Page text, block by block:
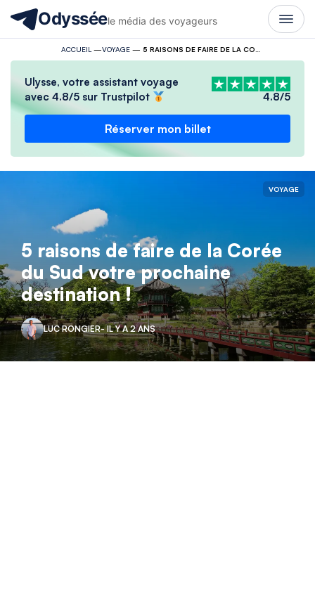
Odysséele média des voyageurs
ACCUEIL —VOYAGE—
Ulysse, votre assistant voyage
avec 4.8/5 sur Trustpilot
4.8/5
Réserver mon billet
VOYAGE
5 raisons de faire de la Corée
du Sud votre prochaine
destination !
LUC RONGIER- IL Y A 2 ANS